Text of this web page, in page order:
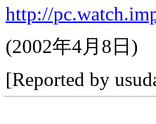
http://
(2002年4月8日 )
[Reported by